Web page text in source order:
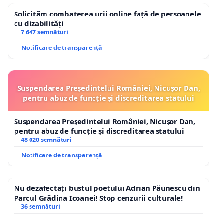
Semnează petiția și împarte-o prietenilor și
colegilor tăi!
Solicităm combaterea urii online față de persoanele
cu dizabilități
7 647 semnături
Notificare de transparență
Suspendarea Președintelui României, Nicușor Dan,
pentru abuz de funcție și discreditarea statului
Suspendarea Președintelui României, Nicușor Dan,
pentru abuz de funcție și discreditarea statului
48 020 semnături
Notificare de transparență
Nu dezafectați bustul poetului Adrian Păunescu din
Parcul Grădina Icoanei! Stop cenzurii culturale!
36 semnături